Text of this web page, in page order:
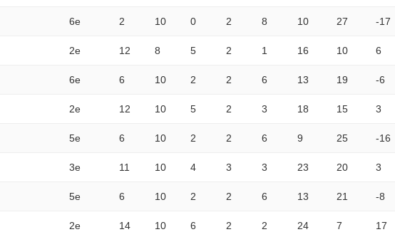
6e 2 10 0 2 8 10 27 -17
2e 12 8 5 2 1 16 10 6
6e 6 10 2 2 6 13 19 -6
2e 12 10 5 2 3 18 15 3
5e 6 10 2 2 6 9 25 -16
3e 11 10 4 3 3 23 20 3
5e 6 10 2 2 6 13 21 -8
2e 14 10 6 2 2 24 7 17